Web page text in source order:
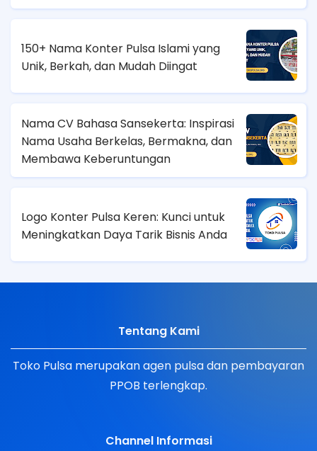
150+ Nama Konter Pulsa Islami yang
Unik, Berkah, dan Mudah Diingat
Nama CV Bahasa Sansekerta: Inspirasi
Nama Usaha Berkelas, Bermakna, dan
Membawa Keberuntungan
Logo Konter Pulsa Keren: Kunci untuk
Meningkatkan Daya Tarik Bisnis Anda
Tentang Kami
Toko Pulsa merupakan agen pulsa dan pembayaran
PPOB terlengkap.
Channel Informasi